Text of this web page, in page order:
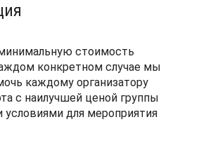
стоимость
конкретном случае мы
каждому организатору
с наилучшей ценой группы
условиями для мероприятия